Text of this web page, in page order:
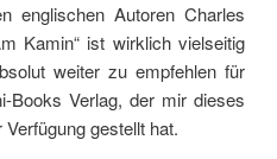
englischen Autoren Charles
Kamin“ ist wirklich vielseitig
weiter zu empfehlen für
Verlag, der mir dieses
gestellt hat.